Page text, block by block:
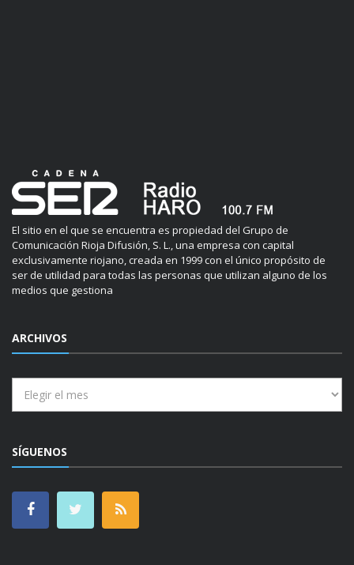
El sitio en el que se encuentra es propiedad del Grupo de
Comunicación Rioja Difusión, S. L., una empresa con capital
exclusivamente riojano, creada en 1999 con el único propósito de
ser de utilidad para todas las personas que utilizan alguno de los
medios que gestiona
ARCHIVOS
SÍGUENOS